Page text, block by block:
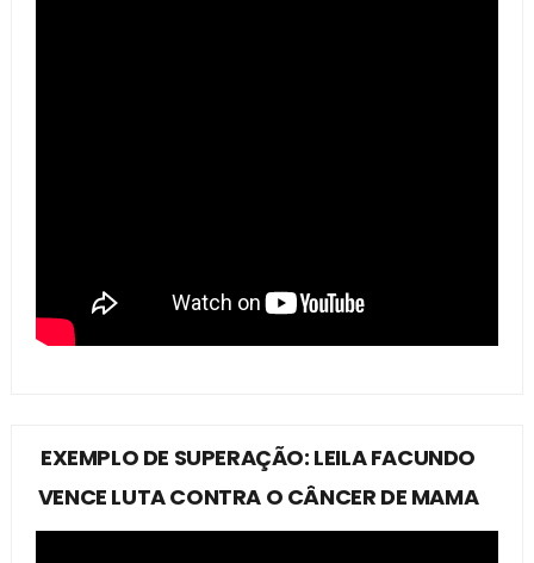
EXEMPLO DE SUPERAÇÃO: LEILA FACUNDO
VENCE LUTA CONTRA O CÂNCER DE MAMA